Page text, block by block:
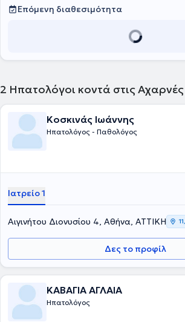
Επόμενη διαθεσιμότητα
2 Ηπατολόγοι κοντά στις Αχαρνές
Κοσκινάς Ιωάννης
Ηπατολόγος - Παθολόγος
Ιατρείο 1
Αιγινήτου Διονυσίου 4, Αθήνα, ΑΤΤΙΚΗ
Δες το προφίλ
ΚΑΒΑΓΙΑ ΑΓΛΑΙΑ
Ηπατολόγος